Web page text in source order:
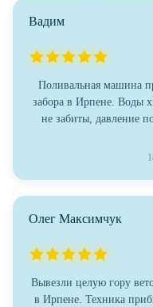
Вадим
Поливальная машина
забора в Ирпене. Воды
не забиты, давление
Олег Максимчук
Вывезли целую гору
в Ирпене. Техника